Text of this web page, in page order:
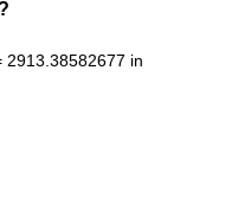
2913.38582677 in